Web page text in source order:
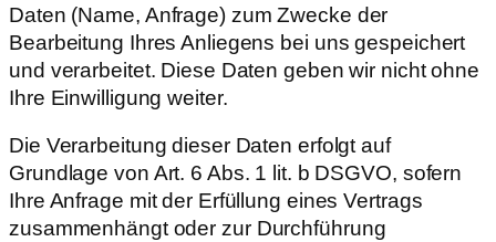
Daten (Name, Anfrage) zum Zwecke der
Bearbeitung Ihres Anliegens bei uns gespeichert
und verarbeitet. Diese Daten geben wir nicht ohne
Ihre Einwilligung weiter.
Die Verarbeitung dieser Daten erfolgt auf
Grundlage von Art. 6 Abs. 1 lit. b DSGVO, sofern
Ihre Anfrage mit der Erfüllung eines Vertrags
zusammenhängt oder zur Durchführung